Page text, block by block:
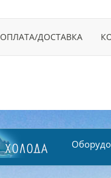
ОПЛАТА/ДОСТАВКА